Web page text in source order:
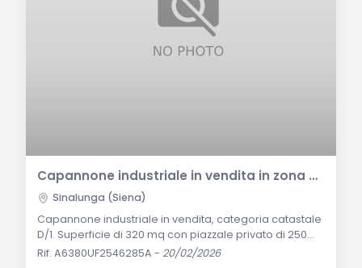
Capannone industriale in vendita in zona strategica
Sinalunga (Siena)
Capannone industriale in vendita, categoria catastale
D/1. Superficie di 320 mq con piazzale privato di 250
mq. Ottime condizioni, subito disponibile in zona
Rif. A6380UF2546285A -20/02/2026